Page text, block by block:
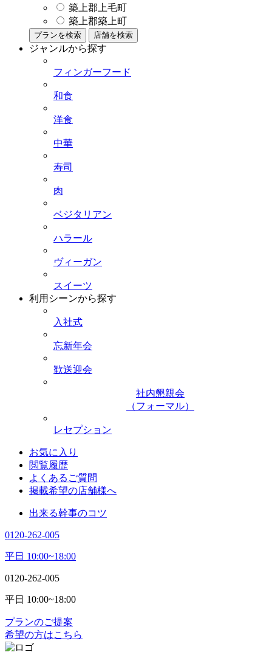
築上郡上毛町
築上郡築上町
プランを検索 店舗を検索
ジャンルから探す
フィンガーフード
和食
洋食
中華
寿司
肉
ベジタリアン
ハラール
ヴィーガン
スイーツ
利用シーンから探す
入社式
忘新年会
歓送迎会
社内懇親会
（フォーマル）
レセプション
お気に入り
閲覧履歴
よくあるご質問
掲載希望の店舗様へ
出来る幹事のコツ
0120-262-005
平日 10:00~18:00
0120-262-005
平日 10:00~18:00
プランのご提案
希望の方はこちら